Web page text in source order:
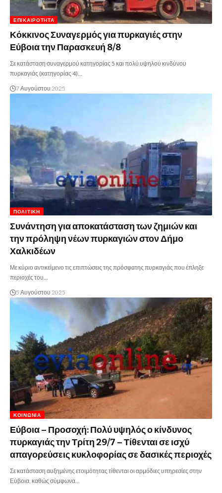
ΕΠΙΚΑΙΡΌΤΗΤΑ
Κόκκινος Συναγερμός για πυρκαγιές στην
Εύβοια την Παρασκευή 8/8
Σε κατάσταση συναγερμού κατηγορίας 5 και πολύ υψηλού κινδύνου
πυρκαγιάς (κατηγορίας 4)…
7 Αυγούστου 2025
ΠΟΛΙΤΙΚΉ
Συνάντηση για αποκατάσταση των ζημιών και
την πρόληψη νέων πυρκαγιών στον Δήμο
Χαλκιδέων
Με κύριο αντικείμενο τις επιπτώσεις της πρόσφατης πυρκαγιάς που έπληξε
περιοχές του…
5 Αυγούστου 2025
ΚΟΙΝΩΝΊΑ
Εύβοια – Προσοχή: Πολύ υψηλός ο κίνδυνος
πυρκαγιάς την Τρίτη 29/7 – Τίθενται σε ισχύ
απαγορεύσεις κυκλοφορίας σε δασικές περιοχές
Σε κατάσταση αυξημένης ετοιμότητας τίθενται οι αρμόδιες υπηρεσίες στην
Εύβοια, καθώς σύμφωνα…